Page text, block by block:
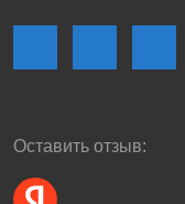
Оставить отзыв: